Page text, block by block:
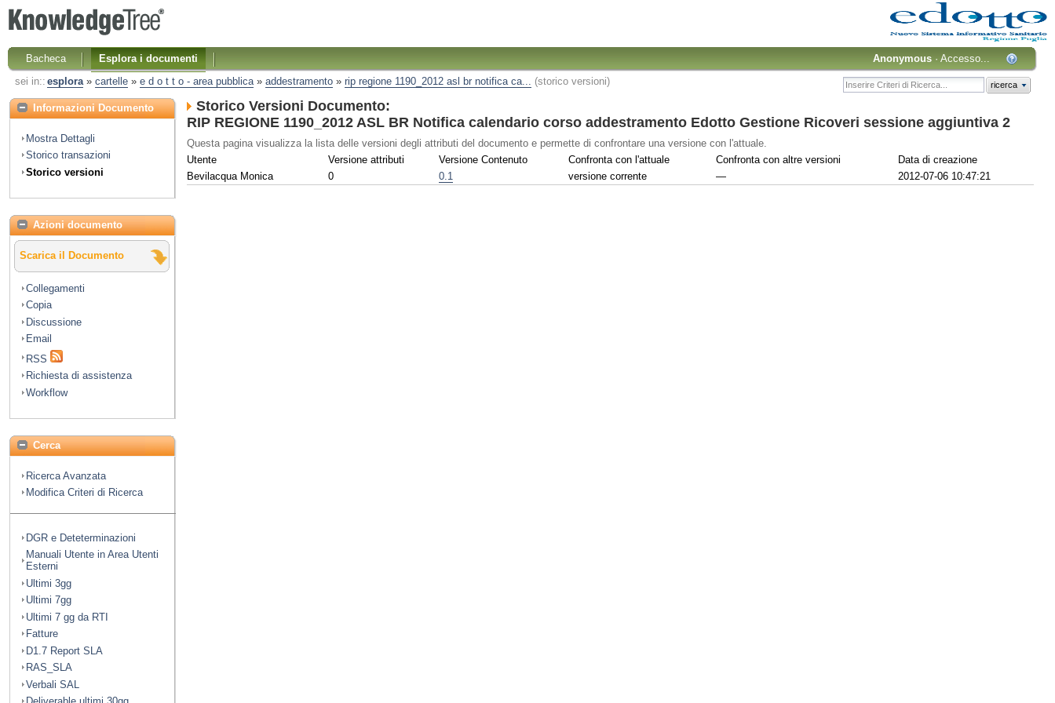
Bacheca Esplora i documenti Anonymous ·Accesso...
sei in:: esplora» cartelle» e d o t t o - area pubblica» addestramento» rip regione 1190_2012 asl br notifica ca... (storico versioni) ricerca
Informazioni Documento
Mostra Dettagli
Storico transazioni
Storico versioni
Azioni documento
Scarica il Documento
Collegamenti
Copia
Discussione
Email
RSS
Richiesta di assistenza
Workflow
Cerca
Ricerca Avanzata
Modifica Criteri di Ricerca
DGR e Deteterminazioni
Manuali Utente in Area Utenti
Esterni
Ultimi 3gg
Ultimi 7gg
Ultimi 7 gg da RTI
Fatture
D1.7 Report SLA
RAS_SLA
Verbali SAL
Storico Versioni Documento:
RIP REGIONE 1190_2012 ASL BR Notifica calendario corso addestramento Edotto Gestione Ricoveri sessione aggiuntiva 2
Questa pagina visualizza la lista delle versioni degli attributi del documento e permette di confrontare una versione con l'attuale.
Utente
Versione attributi Versione Contenuto Confronta con l'attuale Confronta con altre versioni
Data di creazione
Bevilacqua Monica
0 0.1 versione corrente — 2012-07-06 10:47:21